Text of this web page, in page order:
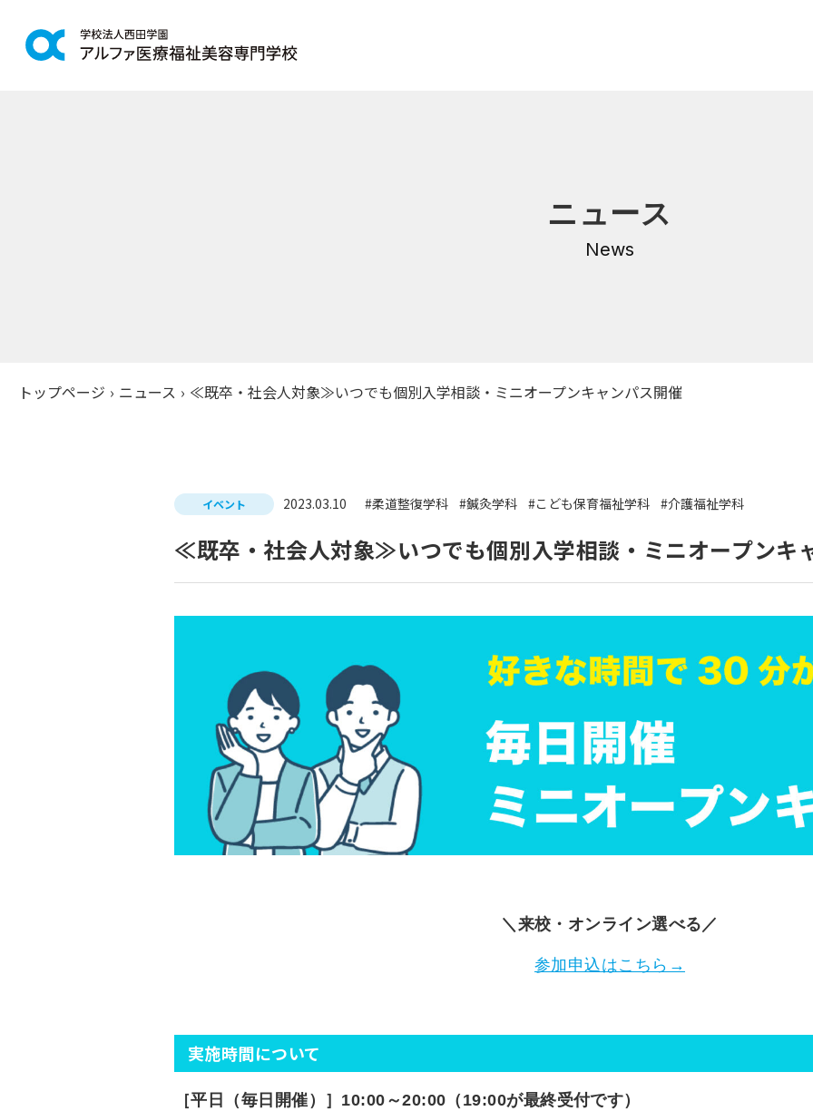
募集学科・学費
就職支援
就職サポート
介護支援専門員更新研修
公共職業訓練
寄付金のご案内
ニュース
News
トップページ › ニュース › ≪既卒・社会人対象≫いつでも個別入学相談・ミニオープンキャンパス開催
イベント 2023.03.10 #柔道整復学科 #鍼灸学科 #こども保育福祉学科 #介護福祉学科
≪既卒・社会人対象≫いつでも個別入学相談・ミニオープンキ
＼来校・オンライン選べる／
参加申込はこちら→
実施時間について
［平日（毎日開催）］10:00～20:00（19:00が最終受付です）